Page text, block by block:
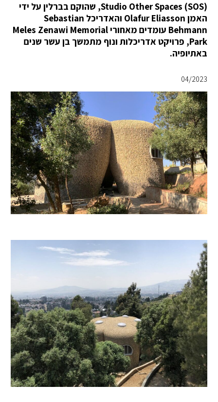
Studio Other Spaces (SOS), שהוקם בברלין על ידי
האמן Olafur Eliasson והאדריכל Sebastian
Behmann עומדים מאחורי Meles Zenawi Memorial
Park, פרויקט אדריכלות ונוף מתמשך בן עשר שנים
באתיופיה.
04/2023